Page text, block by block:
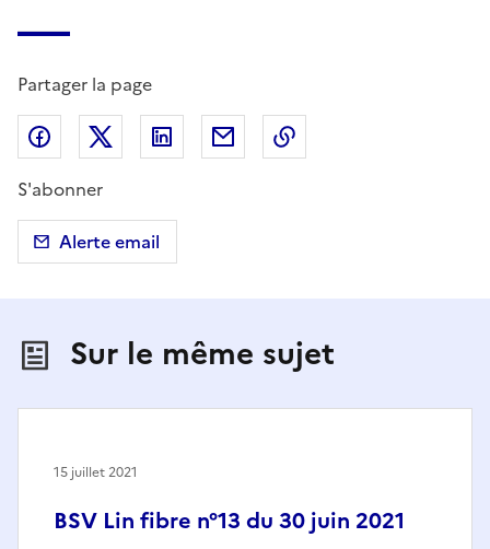
Partager la page
Partager sur Facebook
Partager sur X (anciennement Twitter)
Partager sur LinkedIn
Partager par email
S'abonner
Alerte email
Sur le même sujet
BSV Lin fibre n°13 du 30 juin 2021
15 juillet 2021